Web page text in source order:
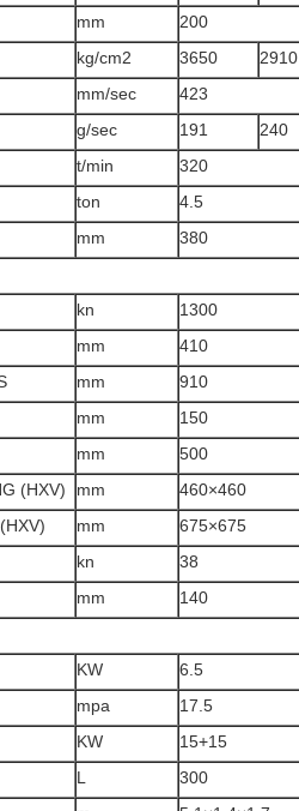
mm
200
kg/cm2 3650
2910
mm/sec
423
g/sec 191
240
t/min
320
ton
4.5
mm
380
kn
1300
mm
410
mm
910
mm
150
mm
500
(HXV)
mm
460×460
mm
675×675
kn
38
mm
140
KW
6.5
mpa
17.5
KW
15+15
L
300